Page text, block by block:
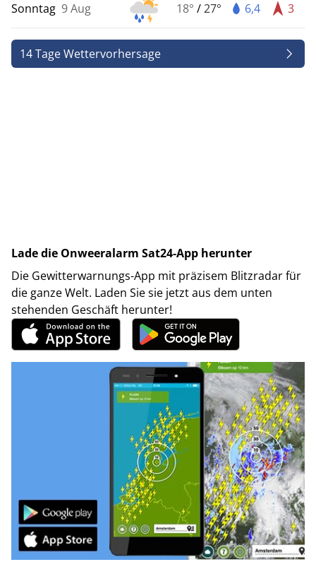
Sonntag 9 Aug 18° /27° 6,4 3
14 Tage Wettervorhersage
Lade die Onweeralarm Sat24-App herunter
Die Gewitterwarnungs-App mit präzisem Blitzradar für
die ganze Welt. Laden Sie sie jetzt aus dem unten
stehenden Geschäft herunter!